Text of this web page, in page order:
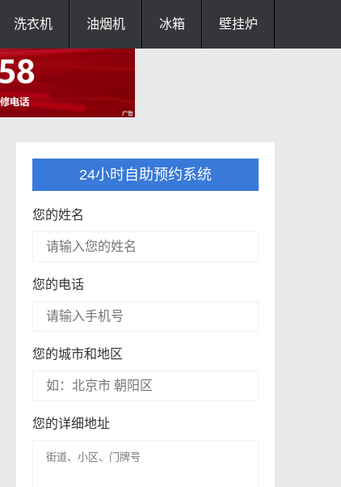
洗衣机 油烟机 冰箱 壁挂炉
24小时自助预约系统
您的姓名
您的电话
您的城市和地区
您的详细地址